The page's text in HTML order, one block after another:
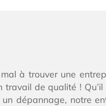
à trouver une
de qualité ! Qu’il
dépannage, notre